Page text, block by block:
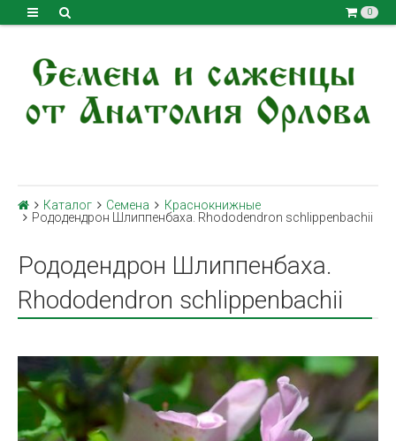
0
Каталог Семена
Краснокнижные
Рододендрон Шлиппенбаха. Rhododendron schlippenbachii
Рододендрон Шлиппенбаха.
Rhododendron schlippenbachii